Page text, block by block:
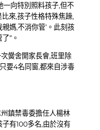
一向特別照料孩子,但不
來,孩子性格特殊焦躁,
媽,不消你管’。此刻孩
”。
黌舍開家長會,班里除
要4名同窗,都來自涉毒
鎮禁毒委擔任人楊林
有100多名,由於沒有